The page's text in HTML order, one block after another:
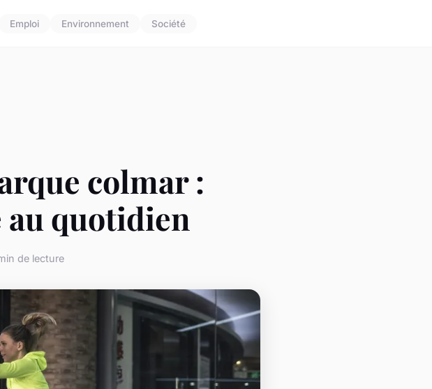
Emploi Environnement Société
colmar :
au quotidien
de lecture